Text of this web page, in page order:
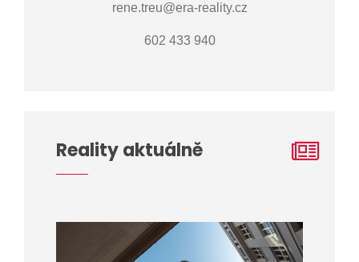
rene.treu@era-reality.cz
602 433 940
Reality aktuálně